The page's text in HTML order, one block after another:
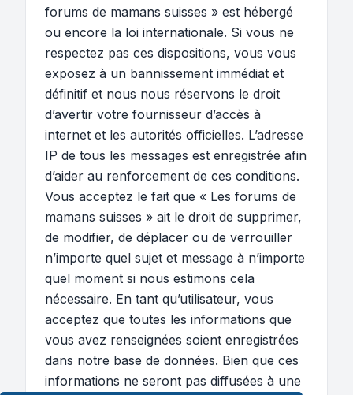
forums de mamans suisses » est hébergé
ou encore la loi internationale. Si vous ne
respectez pas ces dispositions, vous vous
exposez à un bannissement immédiat et
définitif et nous nous réservons le droit
d’avertir votre fournisseur d’accès à
internet et les autorités officielles. L’adresse
IP de tous les messages est enregistrée afin
d’aider au renforcement de ces conditions.
Vous acceptez le fait que « Les forums de
mamans suisses » ait le droit de supprimer,
de modifier, de déplacer ou de verrouiller
n’importe quel sujet et message à n’importe
quel moment si nous estimons cela
nécessaire. En tant qu’utilisateur, vous
acceptez que toutes les informations que
vous avez renseignées soient enregistrées
dans notre base de données. Bien que ces
informations ne seront pas diffusées à une